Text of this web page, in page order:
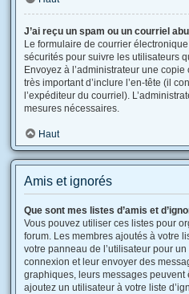
J’ai reçu un spam ou un courriel
Le formulaire de courrier
sécurités pour suivre les utilisateurs
Envoyez à l’administrateur une
très important d’inclure l’en-tête (il
l’expéditeur du courriel).
mesures nécessaires.
Haut
Amis et ignorés
Que sont mes listes d’amis et
Vous pouvez utiliser ces listes pour
forum. Les membres ajoutés à votre
votre panneau de l’utilisateur pour
connexion et leur envoyer des
graphiques, leurs messages peuvent
ajoutez un utilisateur à votre liste